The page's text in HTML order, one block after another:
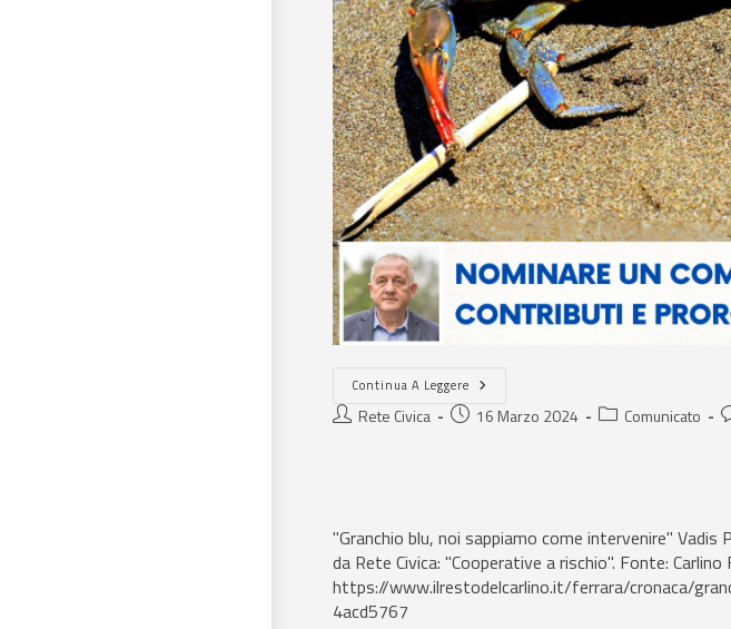
Continua A Leggere
Rete Civica 16 Marzo 2024 Comunicato
"Granchio blu, noi sappiamo come intervenire" Vadis
da Rete Civica: "Cooperative a rischio". Fonte: Carlino
https://www.ilrestodelcarlino.it/ferrara/cronaca/
4acd5767